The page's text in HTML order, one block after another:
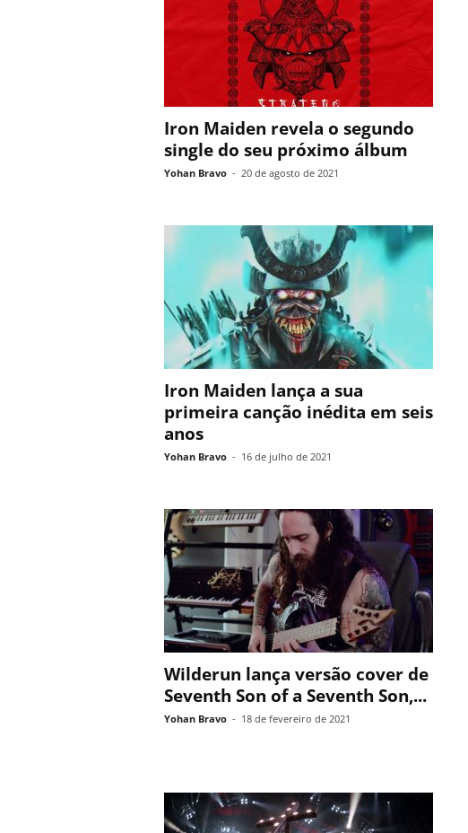
Iron Maiden revela o segundo
single do seu próximo álbum
Yohan Bravo - 20 de agosto de 2021
Iron Maiden lança a sua
primeira canção inédita em seis
anos
Yohan Bravo - 16 de julho de 2021
Wilderun lança versão cover de
Seventh Son of a Seventh Son,...
Yohan Bravo - 18 de fevereiro de 2021